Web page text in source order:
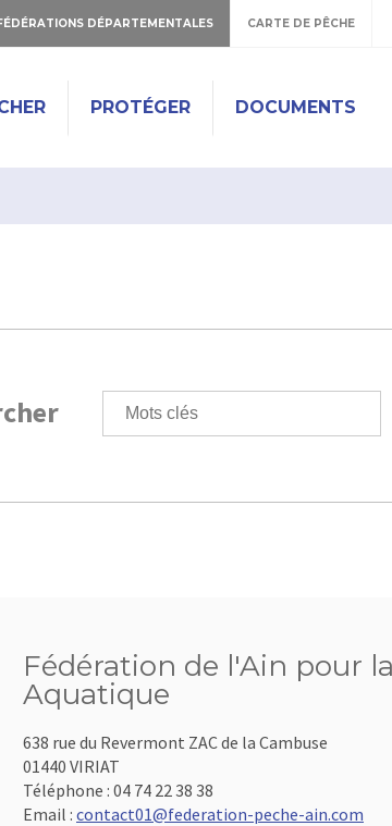
DÉPARTEMENTALES CARTE DE PÊCHE
PROTÉGER DOCUMENTS
Fédération de l'Ain pour
Aquatique
638 rue du Revermont ZAC de la Cambuse
01440 VIRIAT
Téléphone : 04 74 22 38 38
Email : contact01@federation-peche-ain.com